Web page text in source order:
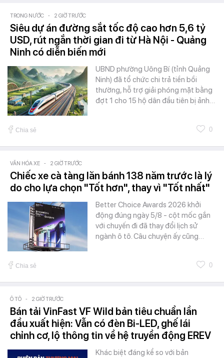
TRONG NƯỚC - 2 GIỜ TRƯỚC
Siêu dự án đường sắt tốc độ cao hơn 5,6 tỷ
USD, rút ngắn thời gian đi từ Hà Nội - Quảng
Ninh có diễn biến mới
UBND phường Uông Bí (tỉnh Quảng
Ninh) đã tổ chức chi trả tiền bồi
thường, hỗ trợ giải phóng mặt bằng
đợt 1 cho 15 hộ dân đầu tiên bị ảnh…
Chia sẻ 0
VĂN HÓA XE - 2 GIỜ TRƯỚC
Chiếc xe cà tàng lăn bánh 138 năm trước là lý
do cho lựa chọn "Tốt hơn", thay vì "Tốt nhất"
Better Choice Awards 2026 khởi
động đúng ngày 5/8 - cột mốc gắn
với chuyến đi đã thay đổi lịch sử
ngành ô tô. Câu chuyện ấy cũng…
Chia sẻ 0
Ô TÔ - 2 GIỜ TRƯỚC
Bán tải VinFast VF Wild bản tiêu chuẩn lần
đầu xuất hiện: Vẫn có đèn Bi-LED, ghế lái
chỉnh cơ, lộ thông tin về hệ truyền động EREV
Khác biệt đáng kể so với bản